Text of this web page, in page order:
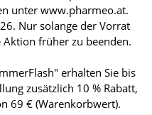
unter www.pharmeo.at.
Nur solange der Vorrat
früher zu beenden.
erhalten Sie bis
zusätzlich 10 % Rabatt,
69 € (Warenkorbwert).